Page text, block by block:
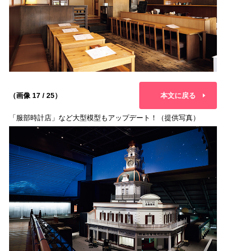
（画像 17 / 25） 本文に戻る
「服部時計店」など大型模型もアップデート！（提供写真）